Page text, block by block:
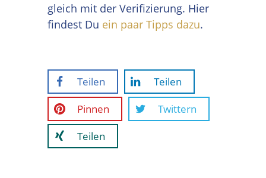
gleich mit der Verifizierung. Hier
findest Du ein paar Tipps dazu.
Teilen
Teilen
Pinnen
Twittern
Teilen